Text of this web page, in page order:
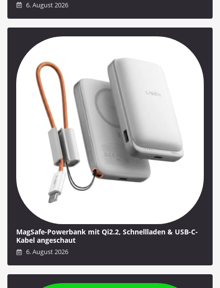
6. August 2026
MagSafe-Powerbank mit Qi2.2, Schnellladen & USB-C-
Kabel angeschaut
6. August 2026